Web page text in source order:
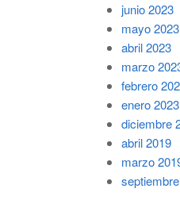
junio 2023
mayo 2023
abril 2023
marzo
febrero
enero 2023
diciembre
abril 2019
marzo